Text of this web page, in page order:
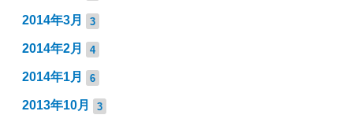
2014年3月 3
2014年2月 4
2014年1月 6
2013年10月 3